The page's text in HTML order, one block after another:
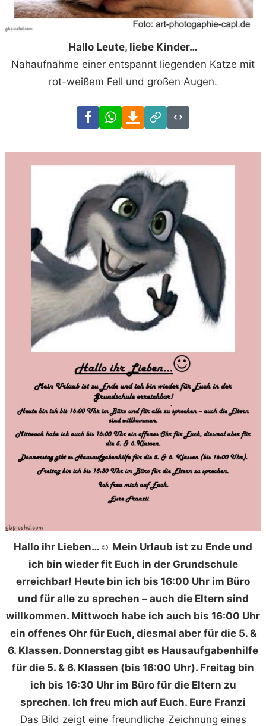
Hallo Leute, liebe Kinder…
Nahaufnahme einer entspannt liegenden Katze mit
rot-weißem Fell und großen Augen.
FacebookWhatsAppDownload
Link
Code
Hallo ihr Lieben…☺ Mein Urlaub ist zu Ende und
ich bin wieder fit Euch in der Grundschule
erreichbar! Heute bin ich bis 16:00 Uhr im Büro
und für alle zu sprechen – auch die Eltern sind
willkommen. Mittwoch habe ich auch bis 16:00 Uhr
ein offenes Ohr für Euch, diesmal aber für die 5. &
6. Klassen. Donnerstag gibt es Hausaufgabenhilfe
für die 5. & 6. Klassen (bis 16:00 Uhr). Freitag bin
ich bis 16:30 Uhr im Büro für die Eltern zu
sprechen. Ich freu mich auf Euch. Eure Franzi
Das Bild zeigt eine freundliche Zeichnung eines